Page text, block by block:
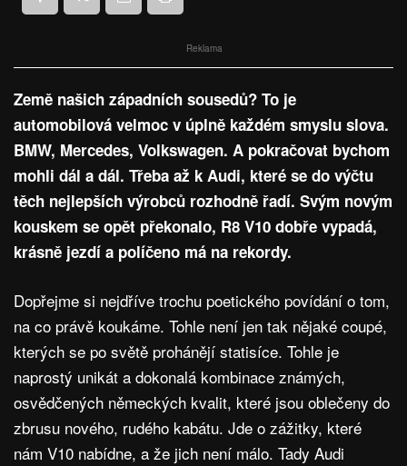
Reklama
Země našich západních sousedů? To je
automobilová velmoc v úplně každém smyslu slova.
BMW, Mercedes, Volkswagen. A pokračovat bychom
mohli dál a dál. Třeba až k Audi, které se do výčtu
těch nejlepších výrobců rozhodně řadí. Svým novým
kouskem se opět překonalo, R8 V10 dobře vypadá,
krásně jezdí a políčeno má na rekordy.
Dopřejme si nejdříve trochu poetického povídání o tom,
na co právě koukáme. Tohle není jen tak nějaké coupé,
kterých se po světě prohánějí statisíce. Tohle je
naprostý unikát a dokonalá kombinace známých,
osvědčených německých kvalit, které jsou oblečeny do
zbrusu nového, rudého kabátu. Jde o zážitky, které
nám V10 nabídne, a že jich není málo. Tady Audi